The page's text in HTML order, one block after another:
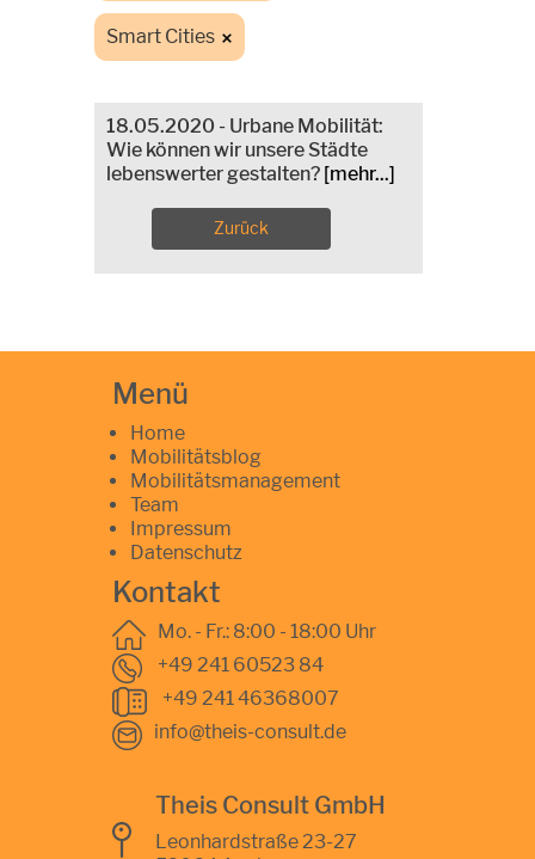
Smart Cities
18.05.2020 - Urbane Mobilität:
Wie können wir unsere Städte
lebenswerter gestalten? [mehr...]
Zurück
Menü
Home
Mobilitätsblog
Mobilitätsmanagement
Team
Impressum
Datenschutz
Kontakt
Mo. - Fr.: 8:00 - 18:00 Uhr
+49 241 60523 84
+49 241 46368007
info@theis-consult.de
Theis Consult GmbH
Leonhardstraße 23-27